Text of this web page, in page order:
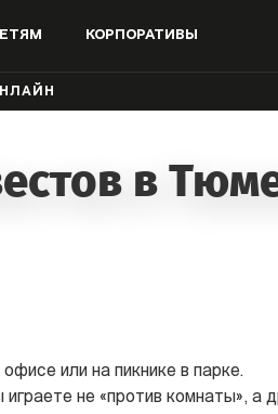
КОРПОРАТИВЫ
в
или на пикнике в парке.
не «против комнаты», а